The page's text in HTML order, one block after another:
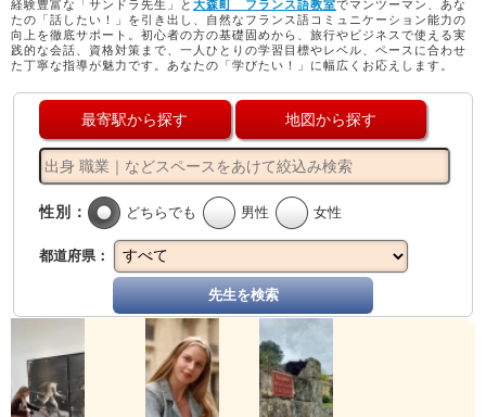
経験豊富な「サンドラ先生」と 大森町 フランス語教室でマンツーマン、あな
たの「話したい！」を引き出し、自然なフランス語コミュニケーション能力の
向上を徹底サポート。初心者の方の基礎固めから、旅行やビジネスで使える実
践的な会話、資格対策まで、一人ひとりの学習目標やレベル、ペースに合わせ
た丁寧な指導が魅力です。あなたの「学びたい！」に幅広くお応えします。
最寄駅から探す 地図から探す
性別： どちらでも 男性 女性
都道府県：
先生を検索